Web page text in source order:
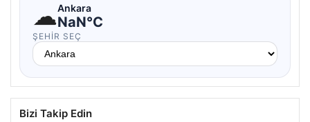
☁Ankara
NaN°C
ŞEHIR SEÇ
Bizi Takip Edin